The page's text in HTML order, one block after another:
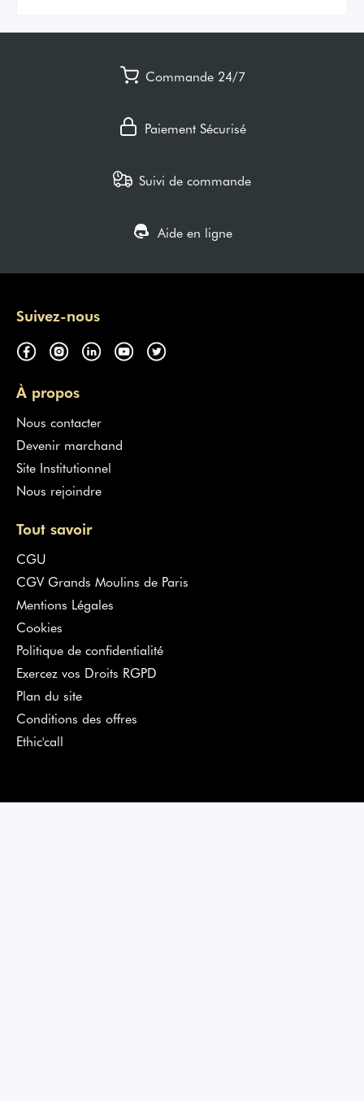
Commande 24/7
Paiement Sécurisé
Suivi de commande
Aide en ligne
Suivez-nous
À propos
Nous contacter
Devenir marchand
Site Institutionnel
Nous rejoindre
Tout savoir
CGU
CGV Grands Moulins de Paris
Mentions Légales
Cookies
Politique de confidentialité
Exercez vos Droits RGPD
Plan du site
Conditions des offres
Ethic'call